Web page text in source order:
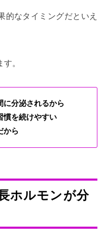
的なタイミングだといえ
。
に分泌されるから
慣を続けやすい
から
ホルモンが分